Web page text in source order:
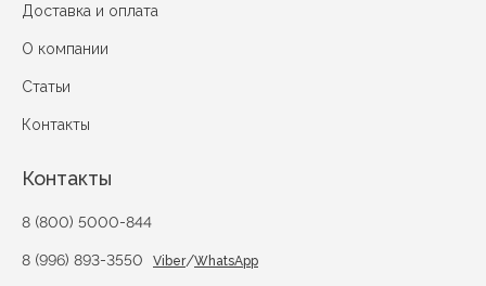
Доставка и оплата
О компании
Статьи
Контакты
Контакты
8 (800) 5000-844
8 (996) 893-3550 Viber/WhatsApp